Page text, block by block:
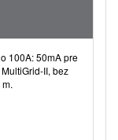
100A: 50mA pre
II, bez